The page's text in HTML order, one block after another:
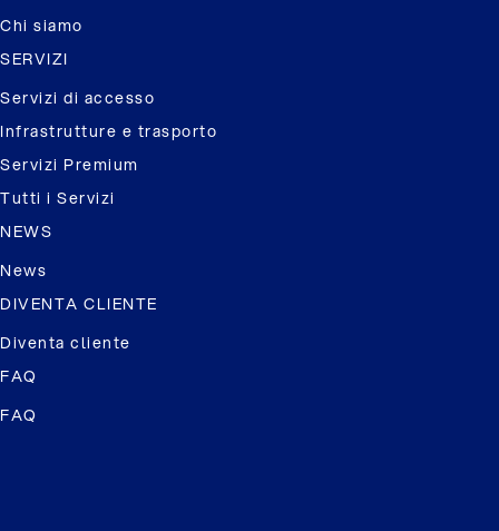
Chi siamo
SERVIZI
Servizi di accesso
Infrastrutture e trasporto
Servizi Premium
Tutti i Servizi
NEWS
News
DIVENTA CLIENTE
Diventa cliente
FAQ
FAQ